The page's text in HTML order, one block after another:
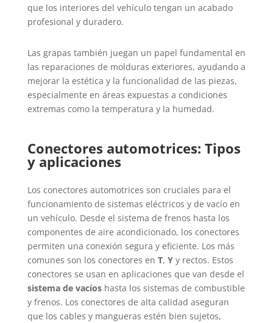
que los interiores del vehículo tengan un acabado
profesional y duradero.
Las grapas también juegan un papel fundamental en
las reparaciones de molduras exteriores, ayudando a
mejorar la estética y la funcionalidad de las piezas,
especialmente en áreas expuestas a condiciones
extremas como la temperatura y la humedad.
Conectores automotrices: Tipos
y aplicaciones
Los conectores automotrices son cruciales para el
funcionamiento de sistemas eléctricos y de vacío en
un vehículo. Desde el sistema de frenos hasta los
componentes de aire acondicionado, los conectores
permiten una conexión segura y eficiente. Los más
comunes son los conectores en T, Yy rectos. Estos
conectores se usan en aplicaciones que van desde el
sistema de vacíoshasta los sistemas de combustible
y frenos. Los conectores de alta calidad aseguran
que los cables y mangueras estén bien sujetos,